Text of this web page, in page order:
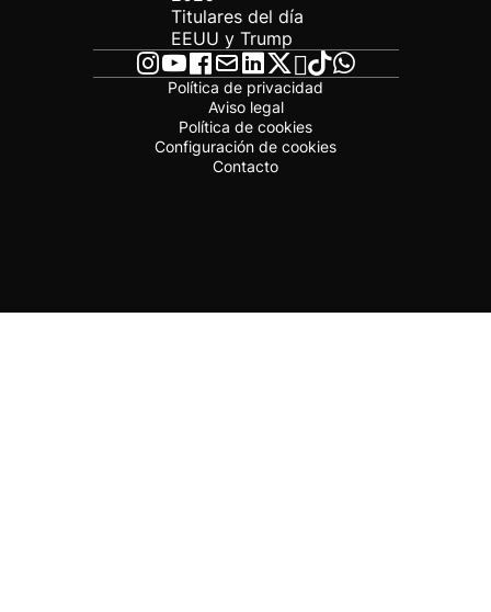
Titulares del día
EEUU y Trump
Política de privacidad
Aviso legal
Política de cookies
Configuración de cookies
Contacto